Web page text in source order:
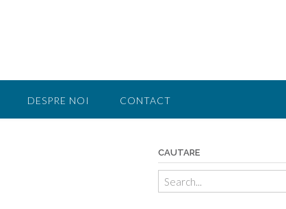
DESPRE NOI CONTACT
CAUTARE